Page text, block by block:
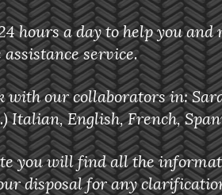
hours a day to help you
service.
with our collaborators in:
Italian, English, French,
you will find all the
disposal for any